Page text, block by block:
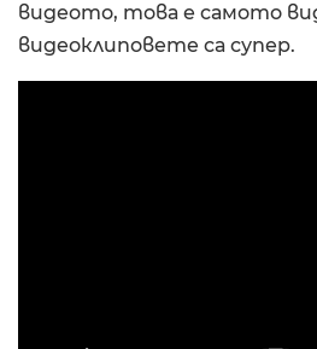
видеото, това е самото
видеоклиповете са супер.